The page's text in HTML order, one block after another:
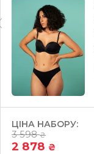
ЦІНА НАБОРУ:
3 598₴
2 878 ₴